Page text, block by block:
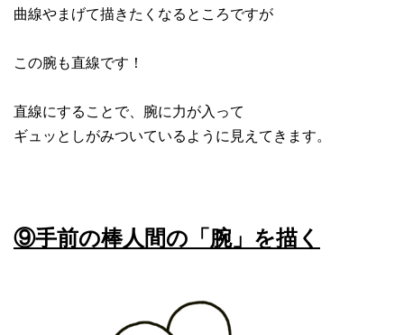
曲線やまげて描きたくなるところですが
この腕も直線です！
直線にすることで、腕に力が入って
ギュッとしがみついているように見えてきます。
⑨手前の棒人間の「腕」を描く